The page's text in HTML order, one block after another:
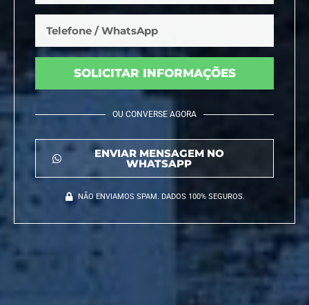
SOLICITAR INFORMAÇÕES
OU CONVERSE AGORA
ENVIAR MENSAGEM NO
WHATSAPP
NÃO ENVIAMOS SPAM. DADOS 100% SEGUROS.